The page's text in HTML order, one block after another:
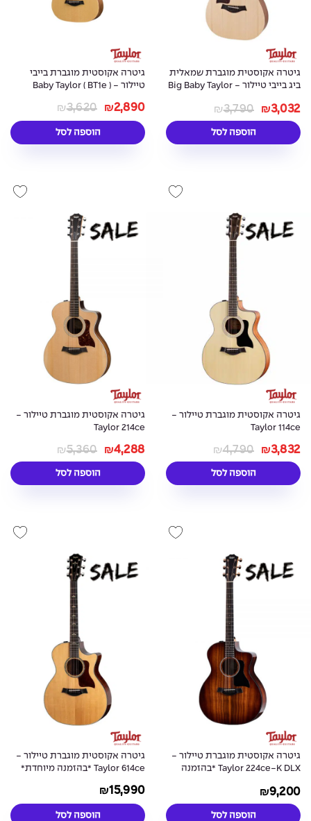
גיטרה אקוסטית מוגברת שמאלית
ביג בייבי טיילור - Big Baby Taylor
₪3,790 ₪3,032
הוספה לסל
גיטרה אקוסטית מוגברת בייבי
טיילור - Baby Taylor ( BT1e )
₪3,620 ₪2,890
הוספה לסל
גיטרה אקוסטית מוגברת טיילור -
Taylor 114ce
₪4,790 ₪3,832
הוספה לסל
גיטרה אקוסטית מוגברת טיילור -
Taylor 214ce
₪5,360 ₪4,288
הוספה לסל
גיטרה אקוסטית מוגברת טיילור -
Taylor 224ce-K DLX *בהזמנה
₪9,200
הוספה לסל
גיטרה אקוסטית מוגברת טיילור -
Taylor 614ce *בהזמנה מיוחדת*
₪15,990
הוספה לסל